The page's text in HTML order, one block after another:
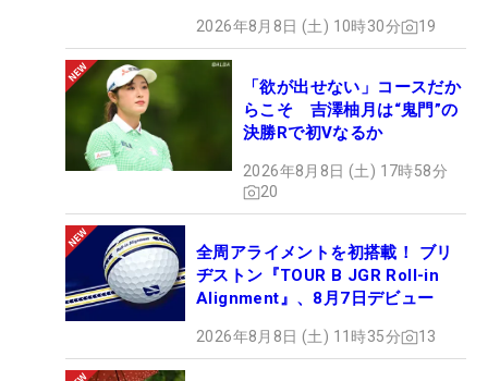
2026年8月8日 (土) 10時30分 19
「欲が出せない」コースだか
らこそ 吉澤柚月は“鬼門”の
決勝Rで初Vなるか
2026年8月8日 (土) 17時58分
20
全周アライメントを初搭載！ ブリ
ヂストン『TOUR B JGR Roll-in
Alignment』、8月7日デビュー
2026年8月8日 (土) 11時35分 13